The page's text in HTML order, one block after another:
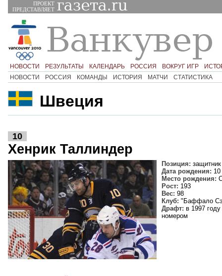
ПРОЕКТ
ПРЕДСТАВЛЯЕТ
НОВОСТИ РЕЗУЛЬТАТЫ КАЛЕНДАРЬ РОССИЯ ВОКРУГ ИГР
НОВОСТИ
РОССИЯ КОМАНДЫ ИСТОРИЯ МАТЧИ СТАТИСТИКА
Швеция
10
Хенрик Таллиндер
Позиция: защитник
Дата рождения:
Место рождения:
Рост: 193
Вес: 98
Клуб: "Баффало
Драфт: в 1997
номером